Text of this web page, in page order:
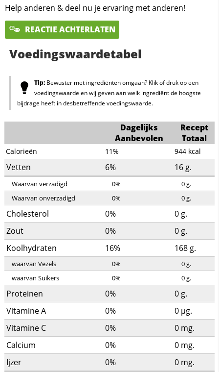
Help anderen & deel nu je ervaring met anderen!
REACTIE ACHTERLATEN
Voedingswaardetabel
Tip:Bewuster met ingrediënten omgaan? Klik of druk op een
voedingswaarde en wij geven aan welk ingrediënt de hoogste
bijdrage heeft in desbetreffende voedingswaarde.
Dagelijks
Aanbevolen
Recept
Totaal
Calorieën 11% 944 kcal
Vetten 6% 16 g.
Waarvan verzadigd 0% 0g.
Waarvan onverzadigd
0% 0g.
Cholesterol 0% 0 g.
Zout
0% 0 g.
Koolhydraten
16% 168 g.
waarvan Vezels 0% 0g.
waarvan Suikers
0% 0g.
Proteinen 0% 0 g.
Vitamine A
0% 0 µg.
Vitamine C
0% 0 mg.
Calcium
0% 0 mg.
Ijzer
0% 0 mg.